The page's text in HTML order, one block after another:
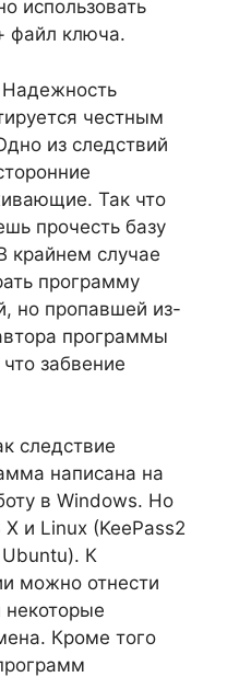
использовать
файл ключа.
Надежность
честным
из следствий
Так что
прочесть базу
крайнем случае
программу
но пропавшей из-
программы
забвение
следствие
написана на
в Windows. Но
и Linux (KeePass2
Ubuntu). К
можно отнести
Кроме того